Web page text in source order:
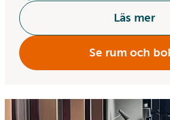
Läs mer
Se rum och